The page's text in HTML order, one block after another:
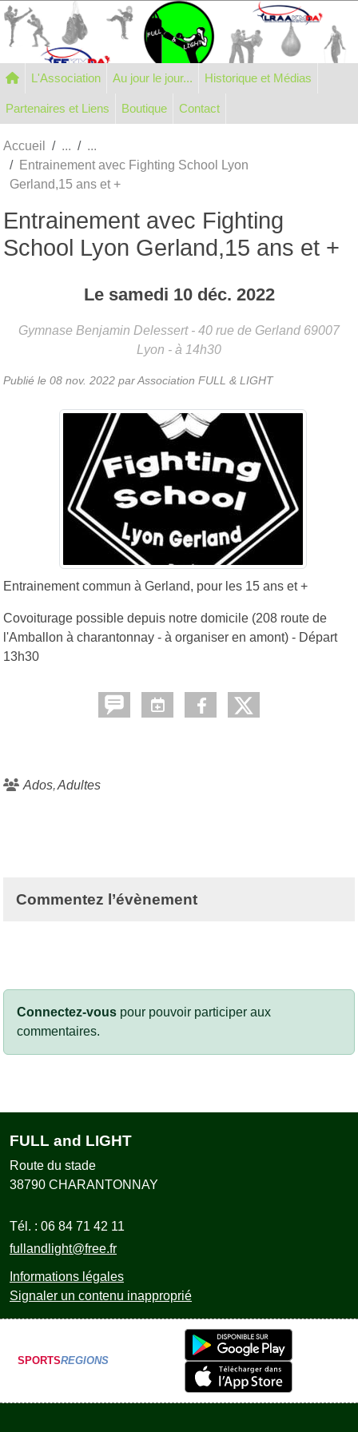
L'Association Au jour le jour... Historique et Médias
Partenaires et Liens Boutique Contact
Accueil
Entrainement avec Fighting School Lyon
Gerland,15 ans et +
Entrainement avec Fighting
School Lyon Gerland,15 ans et +
Le samedi 10 déc. 2022
Gymnase Benjamin Delessert - 40 rue de Gerland 69007
Lyon - à 14h30
Publié le 08 nov. 2022 par Association FULL & LIGHT
Entrainement commun à Gerland, pour les 15 ans et +
Covoiturage possible depuis notre domicile (208 route de
l'Amballon à charantonnay - à organiser en amont) - Départ
13h30
Ados Adultes
Commentez l’évènement
Connectez-vous pour pouvoir participer aux
commentaires.
FULL and LIGHT
Route du stade
38790 CHARANTONNAY
Tél. : 06 84 71 42 11
fullandlight@free.fr
Informations légales
Signaler un contenu inapproprié
SPORTSREGIONS
Panneau de gestion des cookies